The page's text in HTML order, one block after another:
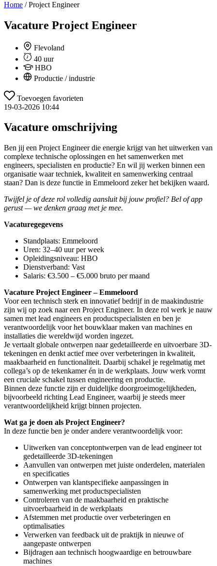
Home /Project Engineer
Vacature Project Engineer
Flevoland
40 uur
HBO
Productie / industrie
Toevoegen favorieten
19-03-2026 10:44
Vacature omschrijving
Ben jij een Project Engineer die energie krijgt van het uitwerken van
complexe technische oplossingen en het samenwerken met
engineers, specialisten en productie? En wil jij werken binnen een
organisatie waar techniek, kwaliteit en samenwerking centraal
staan? Dan is deze functie in Emmeloord zeker het bekijken waard.
Twijfel je of deze rol volledig aansluit bij jouw profiel? Bel of app
gerust — we denken graag met je mee.
Vacaturegegevens
Standplaats: Emmeloord
Uren: 32–40 uur per week
Opleidingsniveau: HBO
Dienstverband: Vast
Salaris: €3.500 – €5.000 bruto per maand
Vacature Project Engineer – Emmeloord
Voor een technisch sterk en innovatief bedrijf in de maakindustrie
zijn wij op zoek naar een Project Engineer. In deze rol werk je nauw
samen met lead engineers en productspecialisten en ben je
verantwoordelijk voor het bouwklaar maken van machines en
installaties die wereldwijd worden ingezet.
Je vertaalt globale ontwerpen naar gedetailleerde en uitvoerbare 3D-
tekeningen en denkt actief mee over verbeteringen in kwaliteit,
maakbaarheid en functionaliteit. Daarbij schakel je regelmatig met
collega’s op de tekenkamer én in de werkplaats. Jouw werk vormt
een cruciale schakel tussen engineering en productie.
Binnen deze functie zijn er duidelijke doorgroeimogelijkheden,
bijvoorbeeld richting Lead Engineer, waarbij je steeds meer
verantwoordelijkheid krijgt binnen projecten.
Wat ga je doen als Project Engineer?
In deze functie ben je onder andere verantwoordelijk voor:
Uitwerken van conceptontwerpen van de lead engineer tot
gedetailleerde 3D-tekeningen
Aanvullen van ontwerpen met juiste onderdelen, materialen
en specificaties
Ontwerpen van klantspecifieke aanpassingen in
samenwerking met productspecialisten
Controleren van de maakbaarheid en praktische
uitvoerbaarheid in de werkplaats
Afstemmen met productie over verbeteringen en
optimalisaties
Verwerken van feedback uit de praktijk in nieuwe of
aangepaste ontwerpen
Bijdragen aan technisch hoogwaardige en betrouwbare
machines